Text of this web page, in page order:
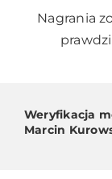
Nagrania
Weryfikacja
Marcin